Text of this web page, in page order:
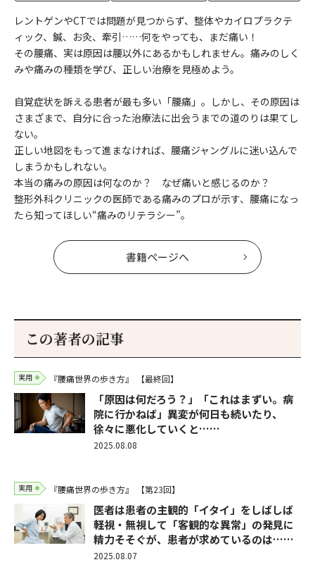
レントゲンやCTでは問題が見つからず、整体やカイロプラクテ
ィック、鍼、お灸、牽引……何をやっても、まだ痛い！
その腰痛、実は原因は腰以外にあるかもしれません。痛みのしく
みや痛みの種類を学び、正しい治療を見極めよう。
自覚症状を訴える患者が最も多い「腰痛」。しかし、その原因は
さまざまで、自分に合った治療法に出会うまでの道のりは果てし
ない。
正しい地図をもって進まなければ、腰痛ジャングルに迷い込んで
しまうかもしれない。
本当の痛みの原因は何なのか？ なぜ痛いと感じるのか？
整形外科クリニックの医師である痛みのプロが示す、腰痛になっ
たら知ってほしい“痛みのリテラシー”。
書籍ページへ
この著者の記事
実用 『腰痛世界の歩き方』 【最終回】
「原因は何だろう？」「これはまずい。病
院に行かねば」異変が何日も続いたり、
徐々に悪化していくと……
2025.08.08
実用 『腰痛世界の歩き方』 【第23回】
医者は患者の主観的「イタイ」をしばしば
軽視・無視して「客観的な異常」の発見に
精力そそぐが、患者が求めているのは……
2025.08.07